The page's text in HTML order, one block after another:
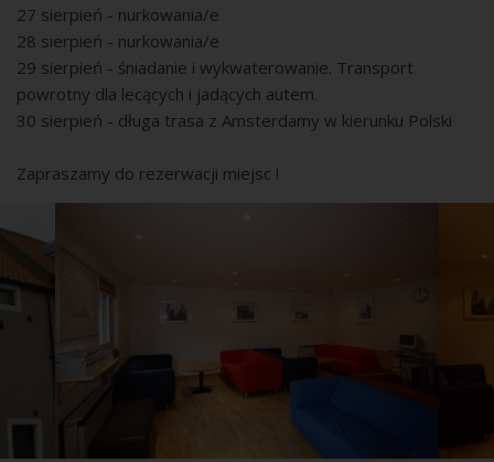
27 sierpień - nurkowania/e
28 sierpień - nurkowania/e
29 sierpień - śniadanie i wykwaterowanie. Transport
powrotny dla lecących i jadących autem.
30 sierpień - długa trasa z Amsterdamy w kierunku Polski
Zapraszamy do rezerwacji miejsc !